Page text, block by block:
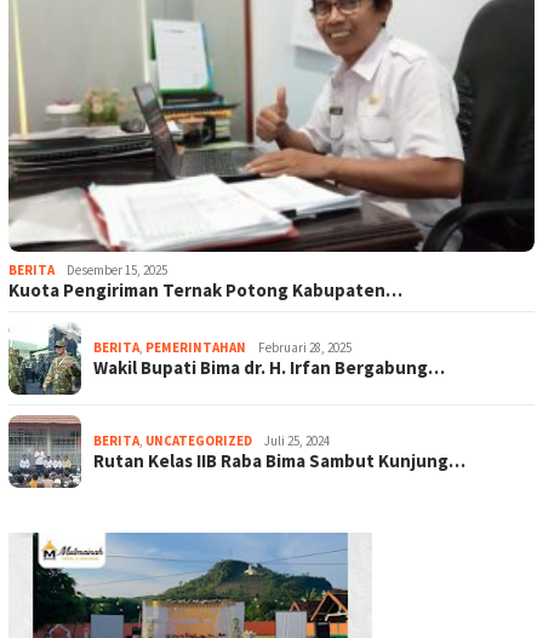
BERITA Desember 15, 2025
Kuota Pengiriman Ternak Potong Kabupaten…
BERITA, PEMERINTAHAN Februari 28, 2025
Wakil Bupati Bima dr. H. Irfan Bergabung…
BERITA, UNCATEGORIZED Juli 25, 2024
Rutan Kelas IIB Raba Bima Sambut Kunjung…